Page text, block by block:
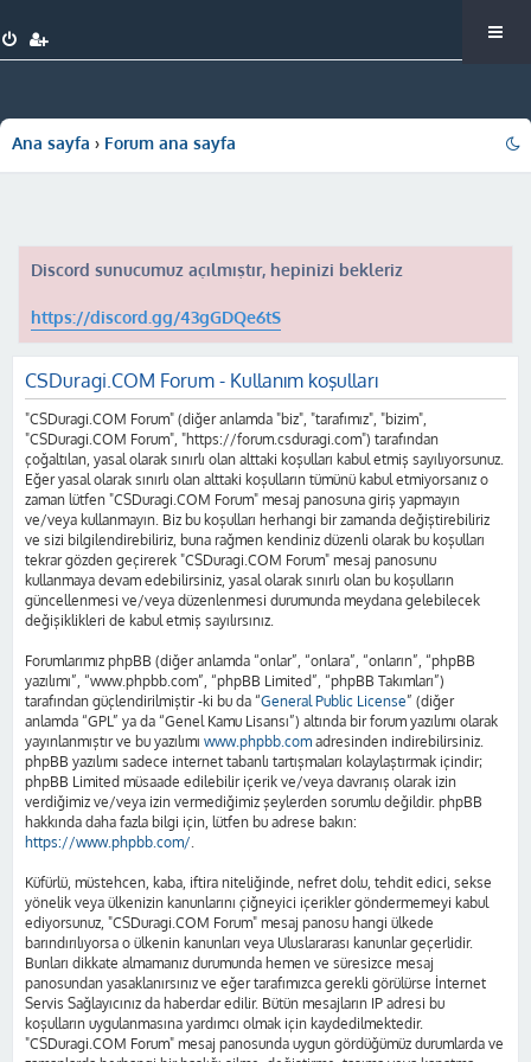
Ana sayfa Forum ana sayfa
Discord sunucumuz açılmıştır, hepinizi bekleriz
https://discord.gg/43gGDQe6tS
CSDuragi.COM Forum - Kullanım koşulları
"CSDuragi.COM Forum" (diğer anlamda "biz", "tarafımız", "bizim",
"CSDuragi.COM Forum", "https://forum.csduragi.com") tarafından
çoğaltılan, yasal olarak sınırlı olan alttaki koşulları kabul etmiş sayılıyorsunuz.
Eğer yasal olarak sınırlı olan alttaki koşulların tümünü kabul etmiyorsanız o
zaman lütfen "CSDuragi.COM Forum" mesaj panosuna giriş yapmayın
ve/veya kullanmayın. Biz bu koşulları herhangi bir zamanda değiştirebiliriz
ve sizi bilgilendirebiliriz, buna rağmen kendiniz düzenli olarak bu koşulları
tekrar gözden geçirerek "CSDuragi.COM Forum" mesaj panosunu
kullanmaya devam edebilirsiniz, yasal olarak sınırlı olan bu koşulların
güncellenmesi ve/veya düzenlenmesi durumunda meydana gelebilecek
değişiklikleri de kabul etmiş sayılırsınız.
Forumlarımız phpBB (diğer anlamda “onlar”, “onlara”, “onların”, “phpBB
yazılımı”, “www.phpbb.com”, “phpBB Limited”, “phpBB Takımları”)
tarafından güçlendirilmiştir -ki bu da “General Public License” (diğer
anlamda “GPL” ya da “Genel Kamu Lisansı”) altında bir forum yazılımı olarak
yayınlanmıştır ve bu yazılımı www.phpbb.com adresinden indirebilirsiniz.
phpBB yazılımı sadece internet tabanlı tartışmaları kolaylaştırmak içindir;
phpBB Limited müsaade edilebilir içerik ve/veya davranış olarak izin
verdiğimiz ve/veya izin vermediğimiz şeylerden sorumlu değildir. phpBB
hakkında daha fazla bilgi için, lütfen bu adrese bakın:
https://www.phpbb.com/.
Küfürlü, müstehcen, kaba, iftira niteliğinde, nefret dolu, tehdit edici, sekse
yönelik veya ülkenizin kanunlarını çiğneyici içerikler göndermemeyi kabul
ediyorsunuz, "CSDuragi.COM Forum" mesaj panosu hangi ülkede
barındırılıyorsa o ülkenin kanunları veya Uluslararası kanunlar geçerlidir.
Bunları dikkate almamanız durumunda hemen ve süresizce mesaj
panosundan yasaklanırsınız ve eğer tarafımızca gerekli görülürse İnternet
Servis Sağlayıcınız da haberdar edilir. Bütün mesajların IP adresi bu
koşulların uygulanmasına yardımcı olmak için kaydedilmektedir.
"CSDuragi.COM Forum" mesaj panosunda uygun gördüğümüz durumlarda ve